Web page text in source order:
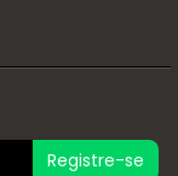
Registre-se